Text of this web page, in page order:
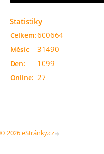
Statistiky
Online: 27
Celkem:600664
Měsíc: 31490
Den: 1099
© 2026 eStránky.cz